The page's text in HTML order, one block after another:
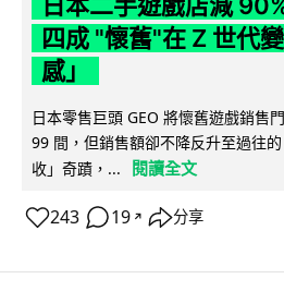
四成 "懷舊"在 Z 世代
感」
日本零售巨頭 GEO 將懷舊遊戲銷售
99 間，但銷售額卻不降反升至過往
收」奇蹟，...
閱讀全文
243 19 ↗ 分享